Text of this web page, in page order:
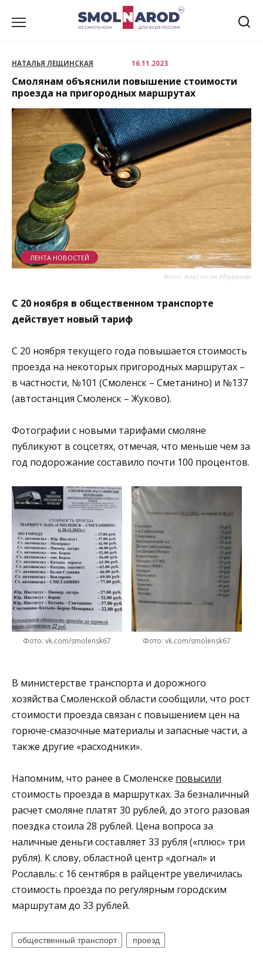
НАТАЛЬЯ ЛЕЩИНСКАЯ 16.11.2023
Смолянам объяснили повышение стоимости
проезда на пригородных маршрутах
Фото: Анастасия Абрамова
ЛЕНТА НОВОСТЕЙ
С 20 ноября в общественном транспорте
действует новый тариф
С 20 ноября текущего года повышается стоимость
проезда на некоторых пригородных маршрутах –
в частности, №101 (Смоленск – Сметанино) и №137
(автостанция Смоленск – Жуково).
Фотографии с новыми тарифами смоляне
публикуют в соцсетях, отмечая, что меньше чем за
год подорожание составило почти 100 процентов.
Фото: vk.com/smolensk67 Фото: vk.com/smolensk67
В министерстве транспорта и дорожного
хозяйства Смоленской области сообщили, что рост
стоимости проезда связан с повышением цен на
горюче-смазочные материалы и запасные части, а
также другие «расходники».
Напомним, что ранее в Смоленске повысили
стоимость проезда в маршрутках. За безналичный
расчет смоляне платят 30 рублей, до этого разовая
поездка стоила 28 рублей. Цена вопроса за
наличные деньги составляет 33 рубля («плюс» три
рубля). К слову, областной центр «догнал» и
Рославль: с 16 сентября в райцентре увеличилась
стоимость проезда по регулярным городским
маршрутам до 33 рублей.
общественный транспорт проезд